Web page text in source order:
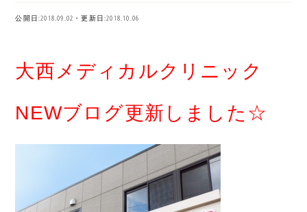
公開日:2018.09.02・更新日:2018.10.06
大西メディカルクリニック
NEWブログ更新しました☆